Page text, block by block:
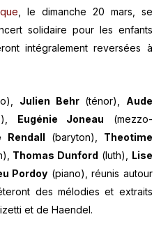
, le dimanche 20 mars, se
solidaire pour les enfants
intégralement reversées à
Julien Behr (ténor), Aude
Eugénie Joneau (mezzo-
Rendall (baryton), Theotime
Thomas Dunford (luth), Lise
Pordoy (piano), réunis autour
des mélodies et extraits
et de Haendel.